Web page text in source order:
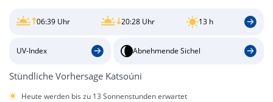
06:39 Uhr 20:28 Uhr 13 h
UV-Index Abnehmende Sichel
Stündliche Vorhersage Katsoúni
Heute werden bis zu 13 Sonnenstunden erwartet